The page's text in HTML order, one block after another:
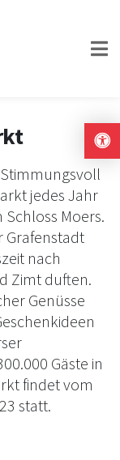
jedes Jahr
Moers.
Grafenstadt
nach
Zimt duften.
Genüsse
Gäste in
findet vom
statt.